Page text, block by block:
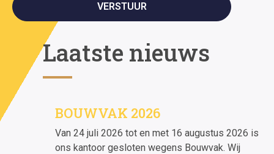
VERSTUUR
Laatste nieuws
BOUWVAK 2026
Van 24 juli 2026 tot en met 16 augustus 2026 is
ons kantoor gesloten wegens Bouwvak. Wij